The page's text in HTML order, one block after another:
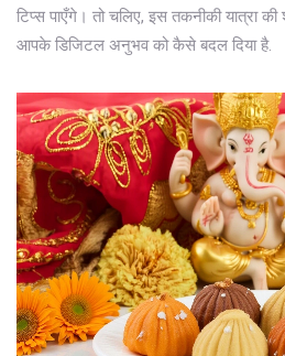
टिप्स पाएँगे। तो चलिए, इस तकनीकी
आपके डिजिटल अनुभव को कैसे बदल दिया है.